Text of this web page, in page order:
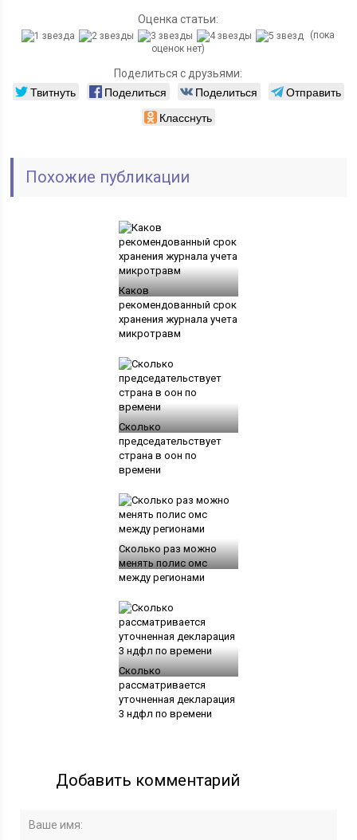
Оценка статьи:
(пока
оценок нет)
Поделиться с друзьями:
Твитнуть Поделиться Поделиться
Отправить
Класснуть
Похожие публикации
Каков
рекомендованный срок
хранения журнала учета
микротравм
Сколько
председательствует
страна в оон по
времени
Сколько раз можно
менять полис омс
между регионами
Сколько
рассматривается
уточненная декларация
3 ндфл по времени
Добавить комментарий